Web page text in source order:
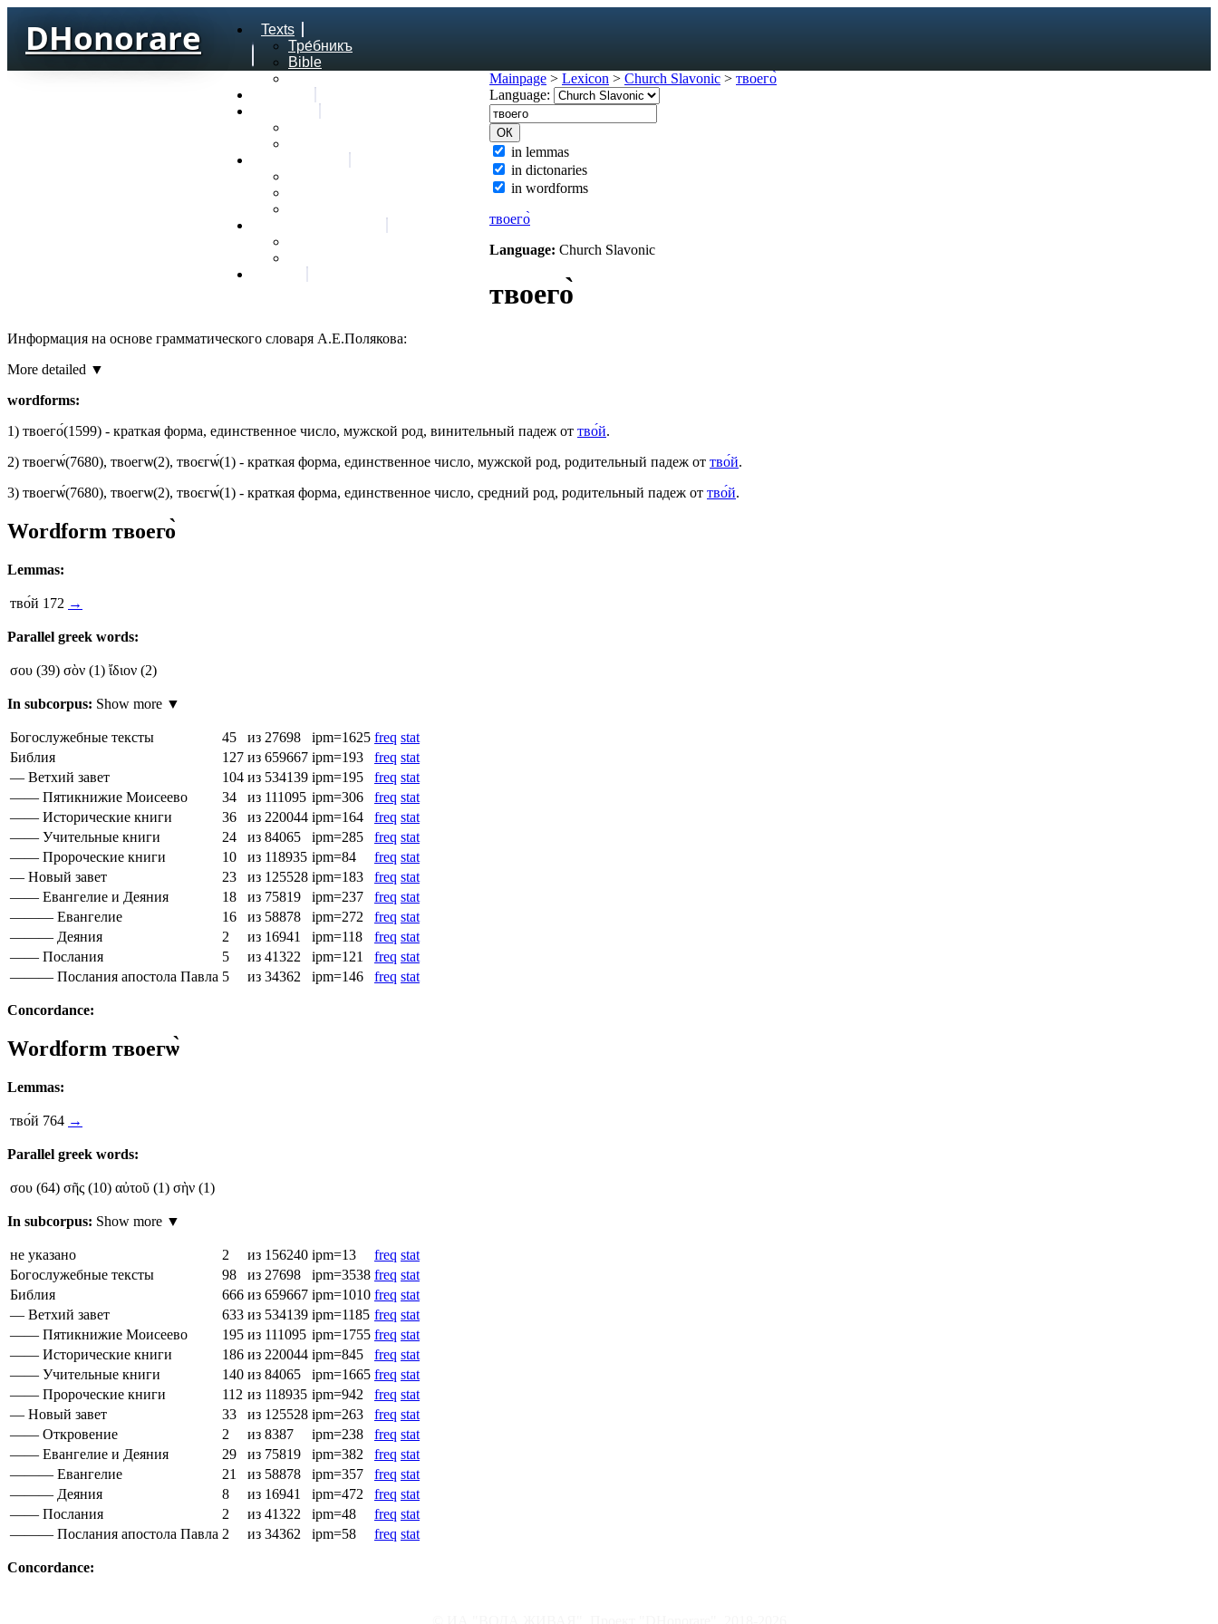
DHonorare
Texts
Тре́бникъ
Bible
Mainpage > Lexicon > Church Slavonic > твоего̀
Language:
in lemmas
in dictonaries
in wordforms
твоего̀
Language: Church Slavonic
твоего̀
Информация на основе грамматического словаря А.Е.Полякова:
More detailed ▼
wordforms:
1) твоего́(1599) - краткая форма, единственное число, мужской род, винительный падеж от тво́й.
2) твоегѡ́(7680), твоегѡ(2), твоєгѡ́(1) - краткая форма, единственное число, мужской род, родительный падеж от тво́й.
3) твоегѡ́(7680), твоегѡ(2), твоєгѡ́(1) - краткая форма, единственное число, средний род, родительный падеж от тво́й.
Wordform твоего̀
Lemmas:
тво́й 172 →
Parallel greek words:
σου (39) σὸν (1) ἴδιον (2)
In subcorpus: Show more ▼
Богослужебные тексты 45 из 27698 ipm=1625 freq stat
Библия
127 из 659667 ipm=193 freq stat
— Ветхий завет
104 из 534139 ipm=195 freq stat
—— Пятикнижие Моисеево
34 из 111095 ipm=306 freq stat
—— Исторические книги
36 из 220044 ipm=164 freq stat
—— Учительные книги
24 из 84065 ipm=285 freq stat
—— Пророческие книги
10 из 118935 ipm=84 freq stat
— Новый завет
23 из 125528 ipm=183 freq stat
—— Евангелие и Деяния
18 из 75819 ipm=237 freq stat
——— Евангелие
16 из 58878 ipm=272 freq stat
——— Деяния
2 из 16941 ipm=118 freq stat
—— Послания
5 из 41322 ipm=121 freq stat
——— Послания апостола Павла 5 из 34362 ipm=146 freq stat
Concordance:
Wordform твоегѡ̀
Lemmas:
тво́й 764 →
Parallel greek words:
σου (64) σῆς (10) αὐτοῦ (1) σὴν (1)
In subcorpus: Show more ▼
не указано 2 из 156240 ipm=13 freq stat
Богослужебные тексты
98 из 27698 ipm=3538 freq stat
Библия
666 из 659667 ipm=1010 freq stat
— Ветхий завет
633 из 534139 ipm=1185 freq stat
—— Пятикнижие Моисеево
195 из 111095 ipm=1755 freq stat
—— Исторические книги
186 из 220044 ipm=845 freq stat
—— Учительные книги
140 из 84065 ipm=1665 freq stat
—— Пророческие книги
112 из 118935 ipm=942 freq stat
— Новый завет
33 из 125528 ipm=263 freq stat
—— Откровение
2 из 8387 ipm=238 freq stat
—— Евангелие и Деяния
29 из 75819 ipm=382 freq stat
——— Евангелие
21 из 58878 ipm=357 freq stat
——— Деяния
8 из 16941 ipm=472 freq stat
—— Послания
2 из 41322 ipm=48 freq stat
——— Послания апостола Павла 2 из 34362 ipm=58 freq stat
Concordance: